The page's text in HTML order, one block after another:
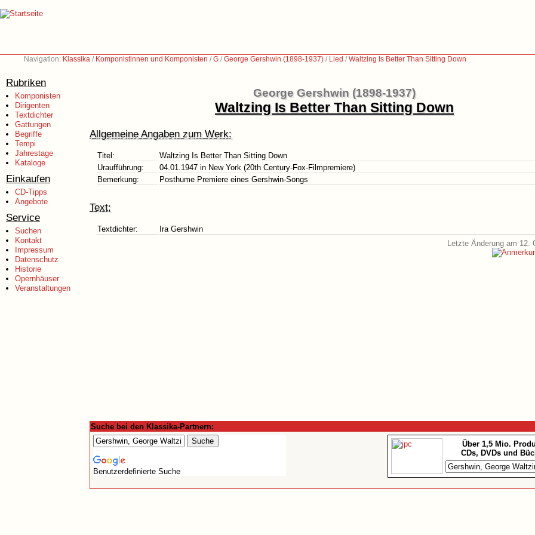
Navigation: Klassika / Komponistinnen und Komponisten /G /George Gershwin (1898-1937) / Lied /Waltzing Is Better Than Sitting Down
Rubriken
Komponisten
Dirigenten
Textdichter
Gattungen
Begriffe
Tempi
Jahrestage
Kataloge
Einkaufen
CD-Tipps
Angebote
Service
Suchen
Kontakt
Impressum
Datenschutz
Historie
Opernhäuser
Veranstaltungen
George Gershwin (1898-1937)
Waltzing Is Better Than Sitting Down
Allgemeine Angaben zum Werk:
Titel:
Waltzing Is Better Than Sitting Down
Uraufführung:
04.01.1947 in New York (20th Century-Fox-Filmpremiere)
Bemerkung:
Posthume Premiere eines Gershwin-Songs
Text:
Textdichter:
Ira Gershwin
Letzte Änderung am 12.
Suche bei den Klassika-Partnern:
Benutzerdefinierte Suche
Über 1,5 Mio.
CDs, DVDs und